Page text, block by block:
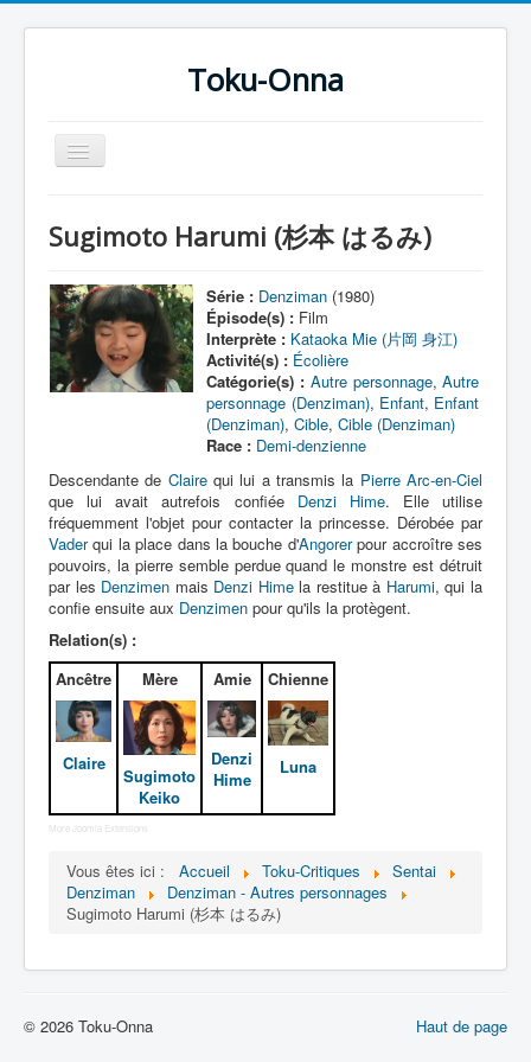
Toku-Onna
Basculer
la
Toku-Actrices
Toku-Critiques
Séries
Films
Artiste Asperger
Lexique
Denshi sentai Denziman (電子 戦
隊 デンジマン) = Escadron
électronique Denziman
Série
Personnages
Mechas
Objets
Épisodes
Références
Sugimoto Harumi (杉本 はるみ)
Série : Denziman (1980)
Épisode(s) : Film
Interprète : Kataoka Mie (片岡 身江)
Activité(s) : Écolière
Catégorie(s) : Autre personnage,Autre
personnage (Denziman), Enfant, Enfant
(Denziman),Cible,Cible (Denziman)
Race : Demi-denzienne
Descendante de Clairequi lui a transmis la Pierre Arc-en-Ciel
que lui avait autrefois confiée Denzi Hime. Elle utilise
fréquemment l'objet pour contacter la princesse. Dérobée par
Vaderqui la place dans la bouche d'Angorerpour accroître ses
pouvoirs, la pierre semble perdue quand le monstre est détruit
par les Denzimen mais Denzi Himela restitue à Harumi, qui la
confie ensuite aux Denzimen pour qu'ils la protègent.
Relation(s) :
Ancêtre
Claire
Mère
Sugimoto
Keiko
Amie
Denzi
Hime
Chienne
Luna
More Joomla Extensions
Vous êtes ici : Accueil Toku-Critiques
Sentai
Denziman
Denziman - Autres personnages
Sugimoto Harumi (杉本 はるみ)
Haut de page
© 2026 Toku-Onna